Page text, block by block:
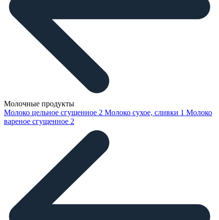
Молочные продукты
Молоко цельное сгущенное 2 Молоко сухое, сливки 1 Молоко
вареное сгущенное 2